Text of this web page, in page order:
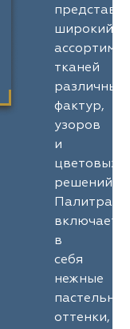
широкий
тканей
различных
фактур,
узоров
и
цветовых
решений.
Палитра
включает
в
себя
нежные
оттенки,